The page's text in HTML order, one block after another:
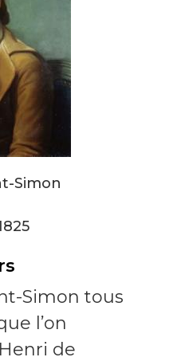
Simon tous
l’on
de
Simon